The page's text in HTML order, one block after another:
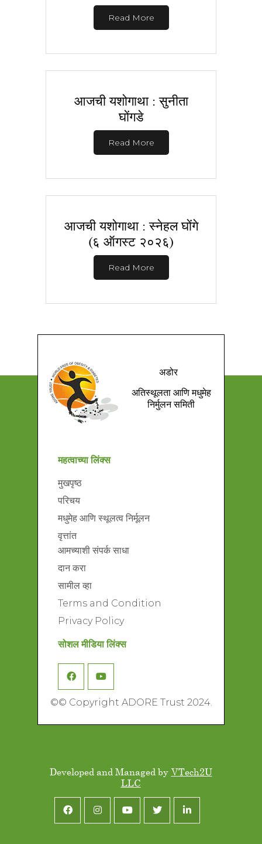
Read More
आजची यशोगाथा : सुनीता
घोंगडे
Read More
आजची यशोगाथा : स्नेहल घोंगे
(६ ऑगस्ट २०२६)
Read More
अडोर
अतिस्थूलता आणि मधुमेह
निर्मुलन समिती
महत्वाच्या लिंक्स
मुखपृष्ठ
परिचय
मधुमेह आणि स्थूलत्व निर्मूलन
वृत्तांत
आमच्याशी संपर्क साधा
दान करा
सामील व्हा
Terms and Condition
Privacy Policy
सोशल मीडिया लिंक्स
©© Copyright ADORE Trust 2024.
Developed and Managed by VTech2U
LLC